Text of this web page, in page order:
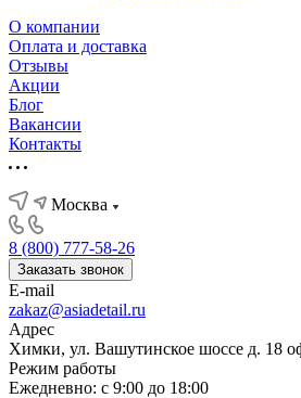
О компании
Оплата и доставка
Отзывы
Акции
Блог
Вакансии
Контакты
Москва
8 (800) 777-58-26
Заказать звонок
E-mail
zakaz@asiadetail.ru
Адрес
Химки, ул. Вашутинское шоссе д. 18
Режим работы
Ежедневно: с 9:00 до 18:00